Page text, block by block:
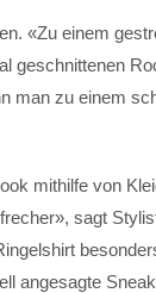
«Zu einem
geschnittenen
man zu einem
mithilfe von
sagt
angesagte